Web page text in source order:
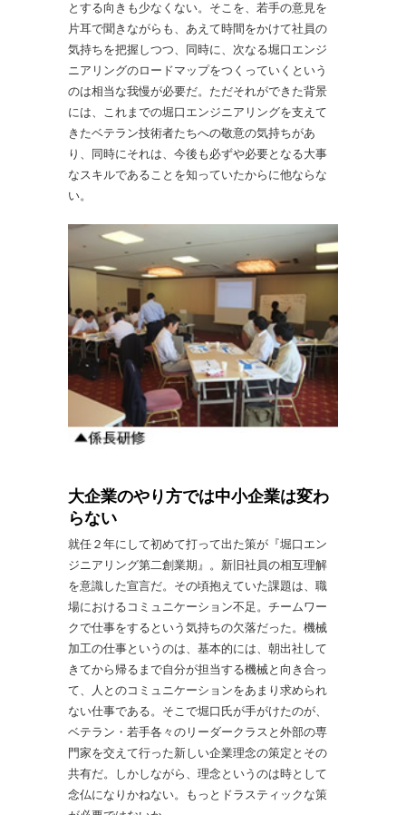
とする向きも少なくない。そこを、若手の意見を
片耳で聞きながらも、あえて時間をかけて社員の
気持ちを把握しつつ、同時に、次なる堀口エンジ
ニアリングのロードマップをつくっていくという
のは相当な我慢が必要だ。ただそれができた背景
には、これまでの堀口エンジニアリングを支えて
きたベテラン技術者たちへの敬意の気持ちがあ
り、同時にそれは、今後も必ずや必要となる大事
なスキルであることを知っていたからに他ならな
い。
大企業のやり方では中小企業は変わ
らない
就任２年にして初めて打って出た策が『堀口エン
ジニアリング第二創業期』。新旧社員の相互理解
を意識した宣言だ。その頃抱えていた課題は、職
場におけるコミュニケーション不足。チームワー
クで仕事をするという気持ちの欠落だった。機械
加工の仕事というのは、基本的には、朝出社して
きてから帰るまで自分が担当する機械と向き合っ
て、人とのコミュニケーションをあまり求められ
ない仕事である。そこで堀口氏が手がけたのが、
ベテラン・若手各々のリーダークラスと外部の専
門家を交えて行った新しい企業理念の策定とその
共有だ。しかしながら、理念というのは時として
念仏になりかねない。もっとドラスティックな策